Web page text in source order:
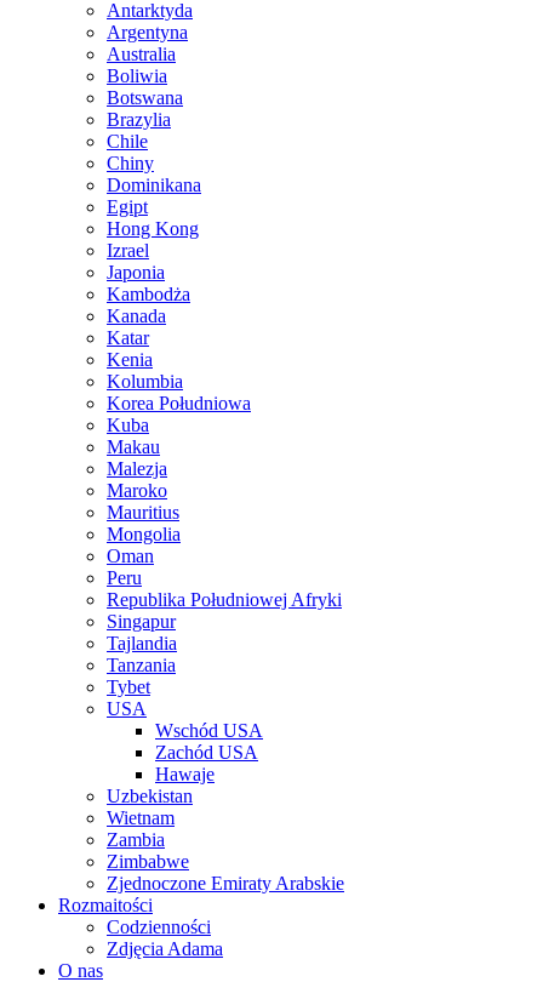
Antarktyda
Argentyna
Australia
Boliwia
Botswana
Brazylia
Chile
Chiny
Dominikana
Egipt
Hong Kong
Izrael
Japonia
Kambodża
Kanada
Katar
Kenia
Kolumbia
Korea Południowa
Kuba
Makau
Malezja
Maroko
Mauritius
Mongolia
Oman
Peru
Republika Południowej Afryki
Singapur
Tajlandia
Tanzania
Tybet
USA
Wschód USA
Zachód USA
Hawaje
Uzbekistan
Wietnam
Zambia
Zimbabwe
Zjednoczone Emiraty Arabskie
Rozmaitości
Codzienności
Zdjęcia Adama
O nas